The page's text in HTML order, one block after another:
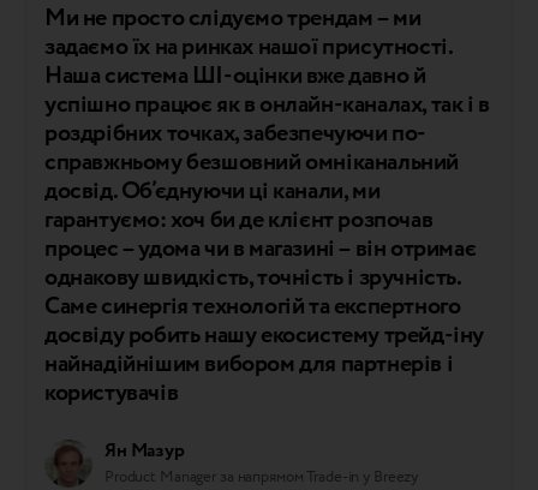
Ми не просто слідуємо трендам – ми
задаємо їх на ринках нашої присутності.
Наша система ШІ-оцінки вже давно й
успішно працює як в онлайн-каналах, так і в
роздрібних точках, забезпечуючи по-
справжньому безшовний омніканальний
досвід. Об’єднуючи ці канали, ми
гарантуємо: хоч би де клієнт розпочав
процес – удома чи в магазині – він отримає
однакову швидкість, точність і зручність.
Саме синергія технологій та експертного
досвіду робить нашу екосистему трейд-іну
найнадійнішим вибором для партнерів і
користувачів
Ян Мазур
Product Manager за напрямом Trade-in у Breezy